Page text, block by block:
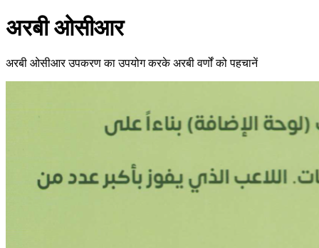
अरबी ओसीआर
अरबी ओसीआर उपकरण का उपयोग करके अरबी वर्णों को पहचानें